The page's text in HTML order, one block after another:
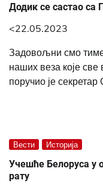
Додик се састао са
<22.05.2023
Задовољни смо тиме
наших веза које све
поручио је
Вести Историја
Учешће Белоруса у
рату